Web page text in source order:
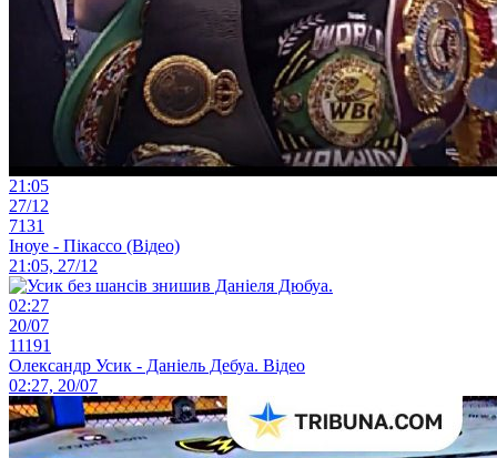
21:05
27/12
7131
Іноуе - Пікассо (Відео)
21:05, 27/12
02:27
20/07
11191
Олександр Усик - Даніель Дебуа. Відео
02:27, 20/07